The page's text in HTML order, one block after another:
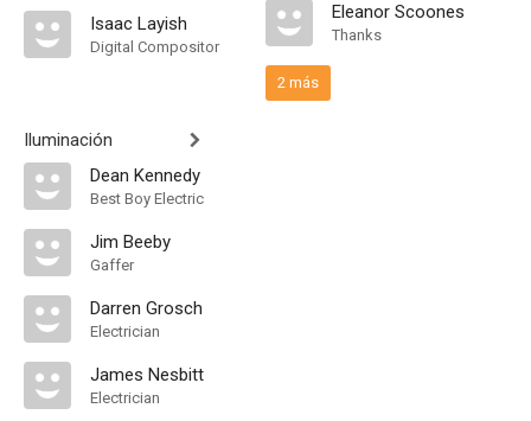
Isaac Layish
Digital Compositor
Iluminación
Dean Kennedy
Best Boy Electric
Jim Beeby
Gaffer
Darren Grosch
Electrician
James Nesbitt
Electrician
Eleanor Scoones
Thanks
2 más